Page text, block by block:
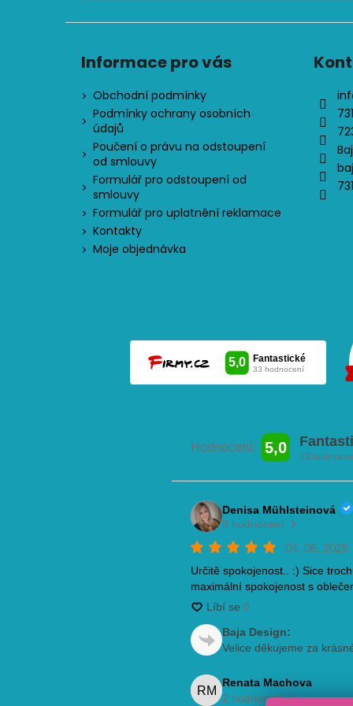
Informace pro vás
Obchodní podmínky
Podmínky ochrany osobních
údajů
Poučení o právu na odstoupení
od smlouvy
Formulář pro odstoupení od
smlouvy
Formulář pro uplatnění reklamace
Kontakty
Moje objednávka